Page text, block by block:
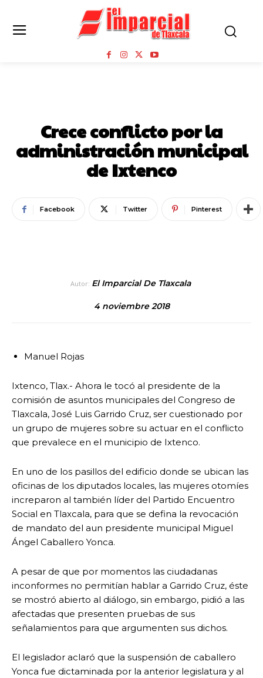
Crece conflicto por la
administración municipal
de Ixtenco
Facebook Twitter Pinterest
Autor: El Imparcial De Tlaxcala
4 noviembre 2018
Manuel Rojas
Ixtenco, Tlax.- Ahora le tocó al presidente de la
comisión de asuntos municipales del Congreso de
Tlaxcala, José Luis Garrido Cruz, ser cuestionado por
un grupo de mujeres sobre su actuar en el conflicto
que prevalece en el municipio de Ixtenco.
En uno de los pasillos del edificio donde se ubican las
oficinas de los diputados locales, las mujeres otomíes
increparon al también líder del Partido Encuentro
Social en Tlaxcala, para que se defina la revocación
de mandato del aun presidente municipal Miguel
Ángel Caballero Yonca.
A pesar de que por momentos las ciudadanas
inconformes no permitían hablar a Garrido Cruz, éste
se mostró abierto al diálogo, sin embargo, pidió a las
afectadas que presenten pruebas de sus
señalamientos para que argumenten sus dichos.
El legislador aclaró que la suspensión de caballero
Yonca fue dictaminada por la anterior legislatura y al